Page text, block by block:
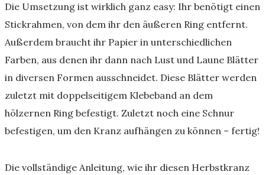
Die Umsetzung ist wirklich ganz easy: Ihr benötigt einen
Stickrahmen, von dem ihr den äußeren Ring entfernt.
Außerdem braucht ihr Papier in unterschiedlichen
Farben, aus denen ihr dann nach Lust und Laune Blätter
in diversen Formen ausschneidet. Diese Blätter werden
zuletzt mit doppelseitigem Klebeband an dem
hölzernen Ring befestigt. Zuletzt noch eine Schnur
befestigen, um den Kranz aufhängen zu können – fertig!
Die vollständige Anleitung, wie ihr diesen Herbstkranz